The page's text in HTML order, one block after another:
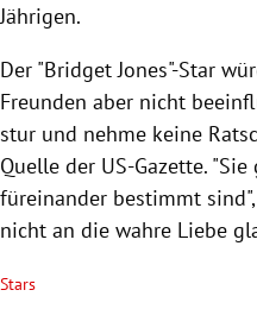
Jährigen.
Der "Bridget Jones"-Star
Freunden aber nicht
stur und nehme keine
Quelle der US-Gazette.
füreinander bestimmt
nicht an die wahre Liebe
Stars